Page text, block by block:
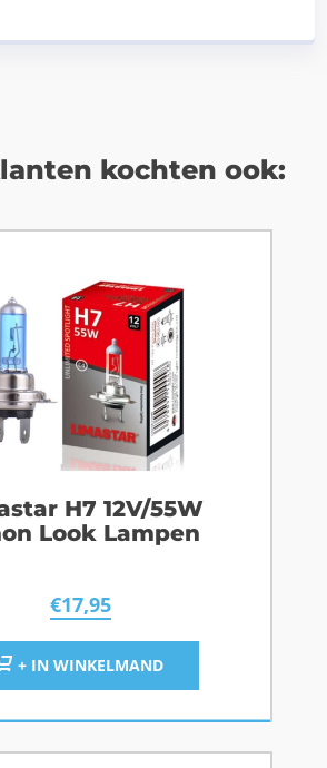
kochten ook:
H7 12V/55W
Look Lampen
€17,95
+ IN WINKELMAND